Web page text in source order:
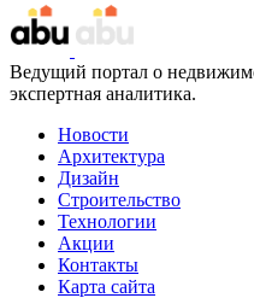
Ведущий портал о
экспертная аналитика.
Новости
Архитектура
Дизайн
Строительство
Технологии
Акции
Контакты
Карта сайта